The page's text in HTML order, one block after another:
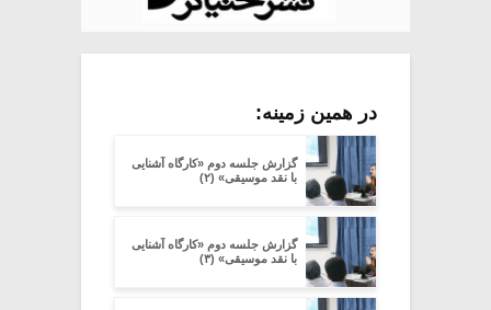
در همین زمینه:
گزارش جلسه دوم «کارگاه آشنایی
با نقد موسیقی» (۲)
گزارش جلسه دوم «کارگاه آشنایی
با نقد موسیقی» (۳)